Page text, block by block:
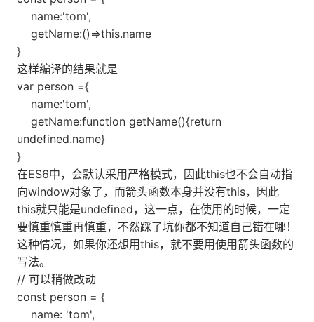
name:'tom',
getName:()=>this.name
}
这样编译的结果就是
var person ={
name:'tom',
getName:function getName(){return
undefined.name}
}
在ES6中，会默认采用严格模式，因此this也不会自动指
向window对象了，而箭头函数本身并没有this，因此
this就只能是undefined，这一点，在使用的时候，一定
要慎重慎重再慎重，不然踩了坑你都不知道自己错在哪！
这种情况，如果你还想用this，就不要用使用箭头函数的
写法。
// 可以稍做改动
const person = {
name: 'tom',